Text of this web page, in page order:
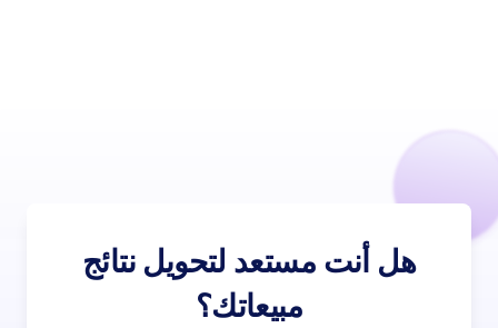
هل أنت مستعد لتحويل نتائج
مبيعاتك؟